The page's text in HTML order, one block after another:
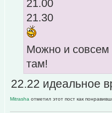
21.00
21.30
Можно и совсем
там!
22.22 идеальное
Mitrasha отметил этот пост как